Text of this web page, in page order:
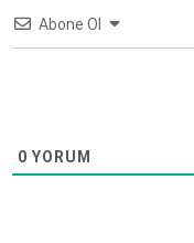
Abone Ol
0 YORUM